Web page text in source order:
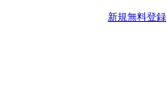
新規無料登録